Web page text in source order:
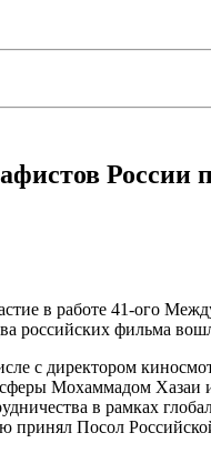
России
в работе 41-ого
российских фильма
с директором
Мохаммадом Хазаи
в рамках
принял Посол